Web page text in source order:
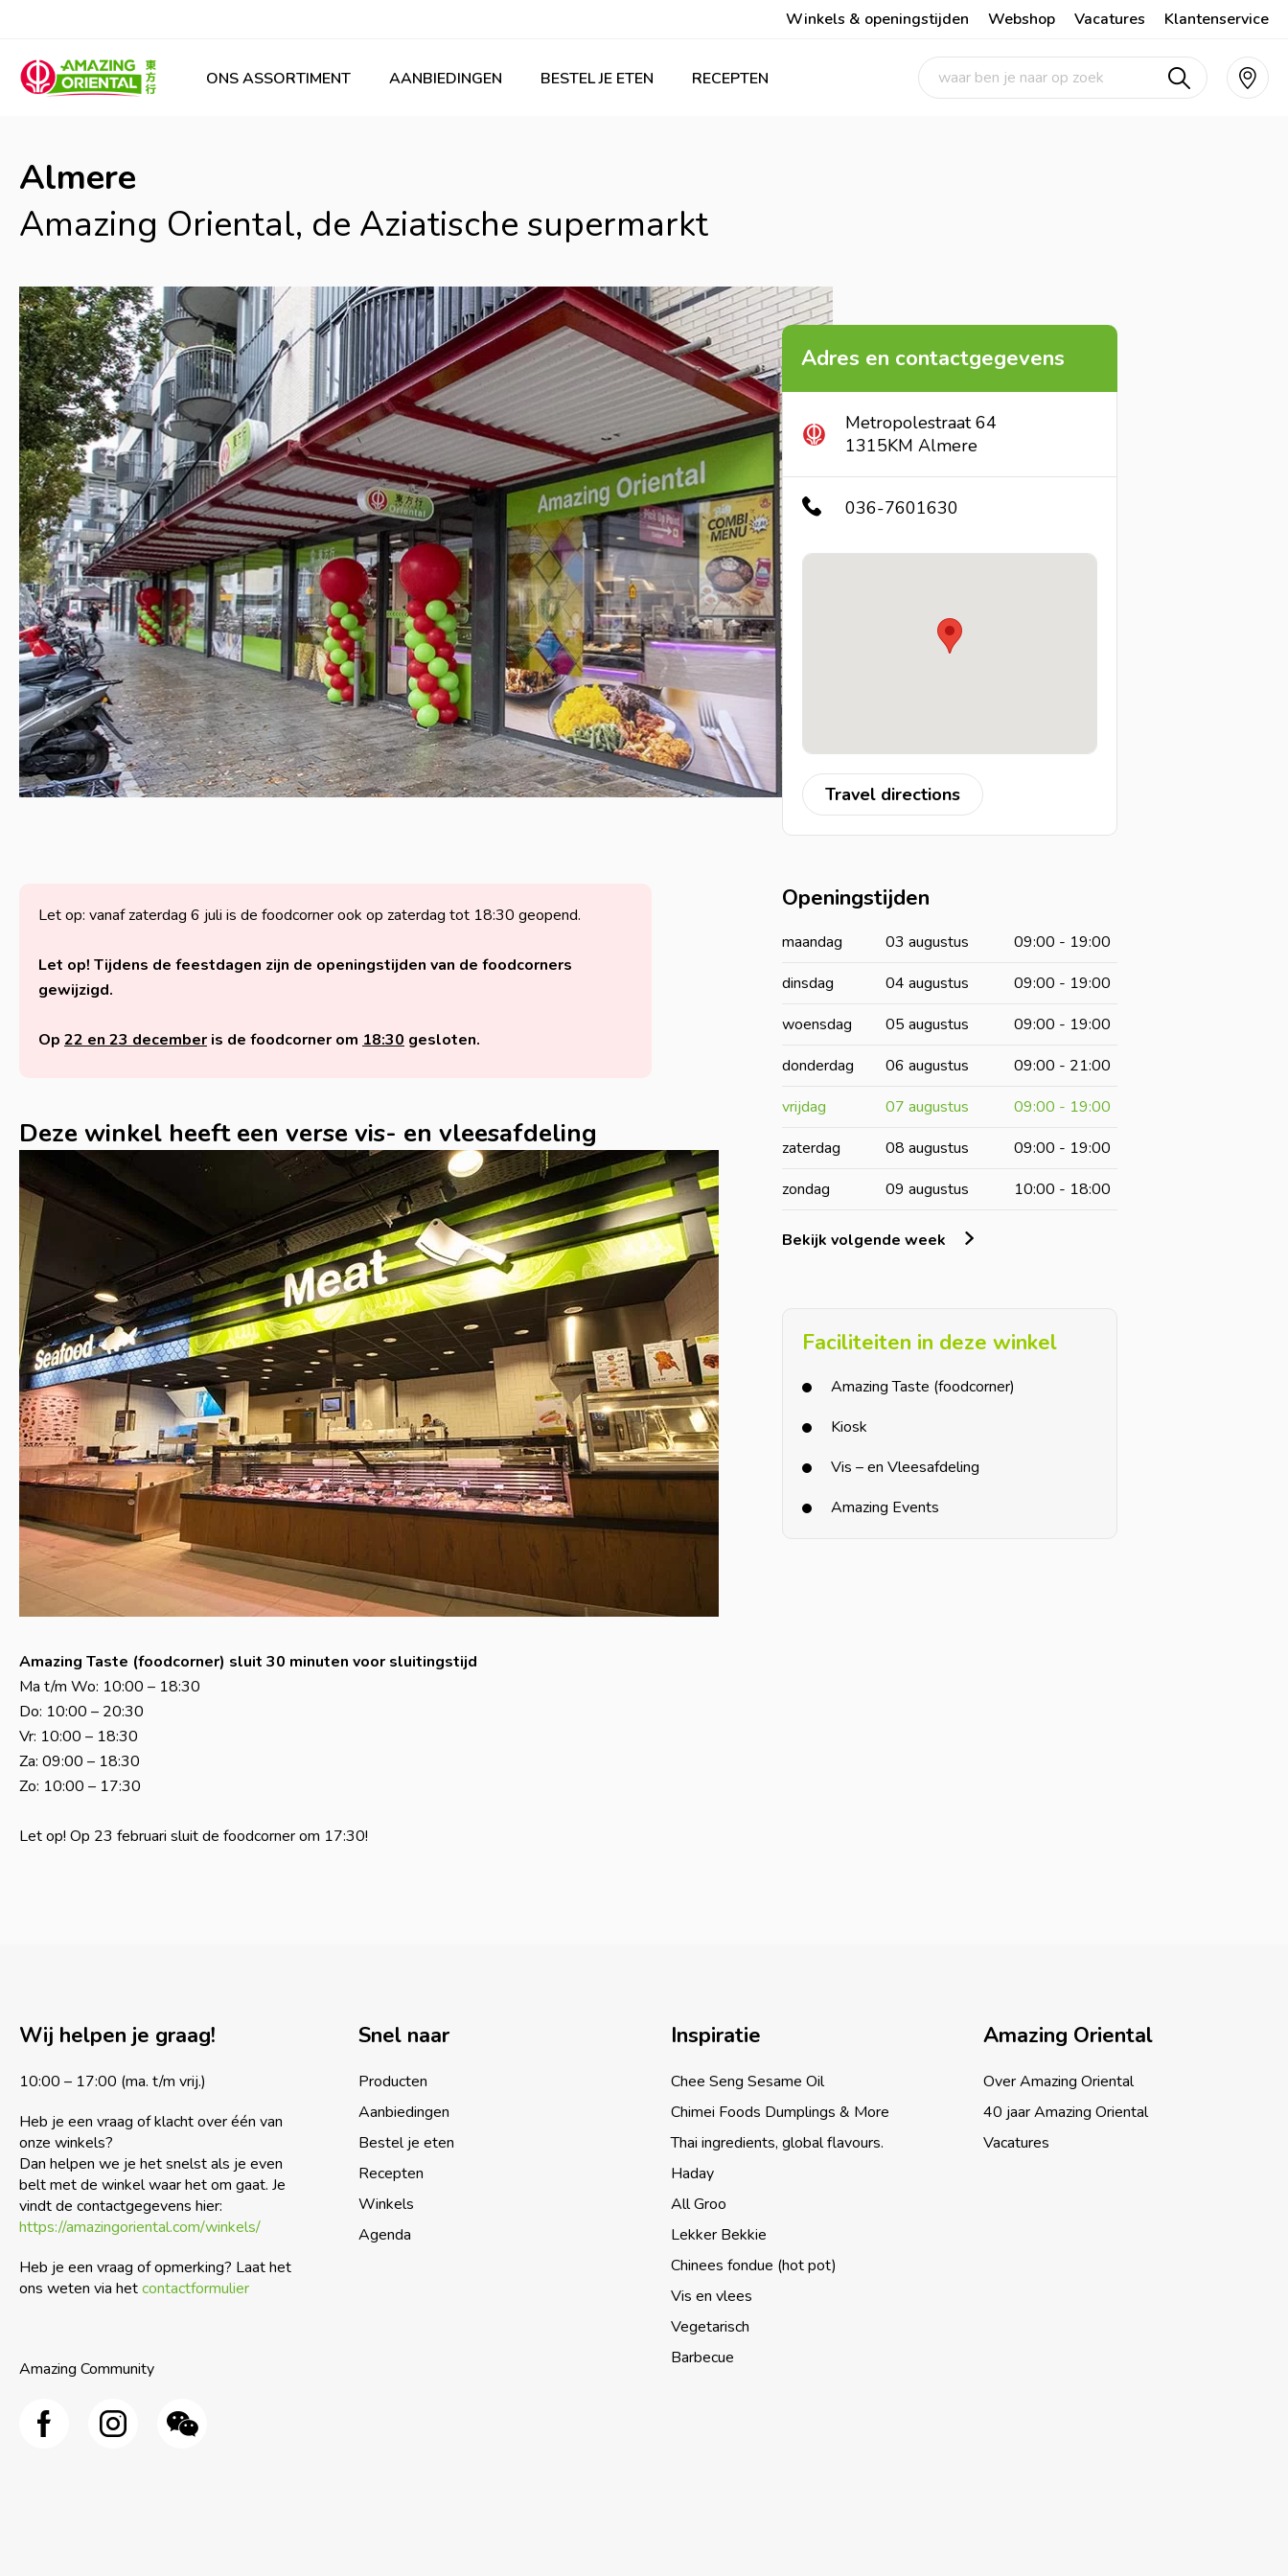
Winkels & openingstijden Webshop Vacatures Klantenservice
ONS ASSORTIMENT AANBIEDINGEN BESTEL JE ETEN RECEPTEN
Almere
Amazing Oriental, de Aziatische supermarkt
Adres en contactgegevens
Metropolestraat 64
1315KM Almere
036-7601630
Travel directions
Let op: vanaf zaterdag 6 juli is de foodcorner ook op zaterdag tot 18:30 geopend.
Let op! Tijdens de feestdagen zijn de openingstijden van de foodcorners
gewijzigd.
Op 22 en 23 december is de foodcorner om 18:30 gesloten.
Deze winkel heeft een verse vis- en vleesafdeling
Amazing Taste (foodcorner) sluit 30 minuten voor sluitingstijd
Ma t/m Wo: 10:00 – 18:30
Do: 10:00 – 20:30
Vr: 10:00 – 18:30
Za: 09:00 – 18:30
Zo: 10:00 – 17:30
Let op! Op 23 februari sluit de foodcorner om 17:30!
Openingstijden
maandag 03 augustus
09:00 - 19:00
dinsdag
04 augustus
09:00 - 19:00
woensdag
05 augustus
09:00 - 19:00
donderdag
06 augustus
09:00 - 21:00
vrijdag
07 augustus
09:00 - 19:00
zaterdag
08 augustus
09:00 - 19:00
zondag
09 augustus 10:00 - 18:00
Bekijk volgende week
Faciliteiten in deze winkel
Amazing Taste (foodcorner)
Kiosk
Vis – en Vleesafdeling
Amazing Events
Wij helpen je graag!
10:00 – 17:00 (ma. t/m vrij.)
Heb je een vraag of klacht over één van
onze winkels?
Dan helpen we je het snelst als je even
belt met de winkel waar het om gaat. Je
vindt de contactgegevens hier:
https://amazingoriental.com/winkels/
Heb je een vraag of opmerking? Laat het
ons weten via hetcontactformulier
Amazing Community
Snel naar
Producten
Aanbiedingen
Bestel je eten
Recepten
Winkels
Agenda
Inspiratie
Chee Seng Sesame Oil
Chimei Foods Dumplings & More
Thai ingredients, global flavours.
Haday
All Groo
Lekker Bekkie
Chinees fondue (hot pot)
Vis en vlees
Vegetarisch
Barbecue
Amazing Oriental
Over Amazing Oriental
40 jaar Amazing Oriental
Vacatures